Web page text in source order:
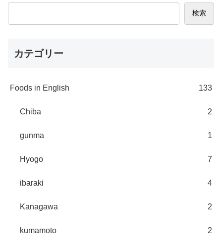
検索
カテゴリー
Foods in English 133
Chiba 2
gunma 1
Hyogo 7
ibaraki 4
Kanagawa 2
kumamoto 2